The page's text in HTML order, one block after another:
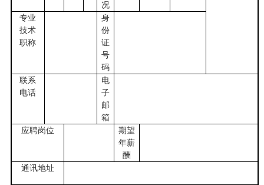
况
专业
技术
职称
身
份
证
号
码
联系
电话
电
子
邮
箱
应聘岗位
期望
年薪
酬
通讯地址